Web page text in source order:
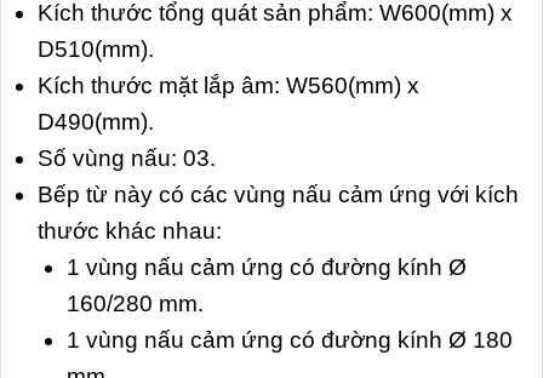
Kích thước tổng quát sản phẩm: W600(mm) x
D510(mm).
Kích thước mặt lắp âm: W560(mm) x
D490(mm).
Số vùng nấu: 03.
Bếp từ này có các vùng nấu cảm ứng với kích
thước khác nhau:
1 vùng nấu cảm ứng có đường kính Ø
160/280 mm.
1 vùng nấu cảm ứng có đường kính Ø 180